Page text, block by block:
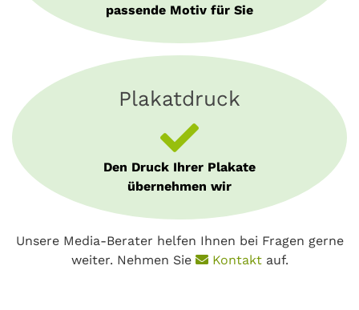
passende Motiv für Sie
Plakatdruck
Den Druck Ihrer Plakate
übernehmen wir
Unsere Media-Berater helfen Ihnen bei Fragen gerne
weiter. Nehmen Sie
Kontaktauf.